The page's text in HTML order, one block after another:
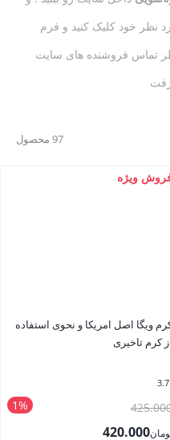
نظر خود کلیک کنید و فرم
تماس فروشنده های سایت
97 محصول
ویژه
ویگا اصل امریکا و نحوی استفاده
کرم تاخیری
3.7
1%
قیمت
اصلی
420.000